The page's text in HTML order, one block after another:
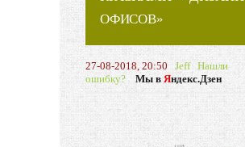
ОФИСОВ»
27-08-2018, 20:50 Jeff Нашли
ошибку?
Мы в Яндекс.Дзен